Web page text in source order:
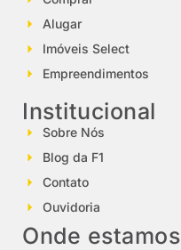
Alugar
Imóveis Select
Empreendimentos
Institucional
Sobre Nós
Blog da F1
Contato
Ouvidoria
Onde estamos